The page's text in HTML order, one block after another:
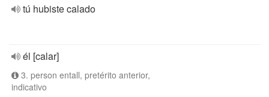
tú hubiste calado
él [calar]
3. person entall, pretérito anterior,
indicativo